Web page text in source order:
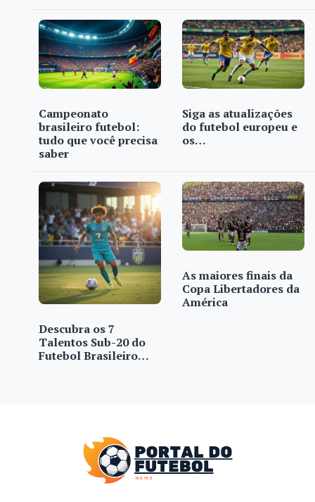
Campeonato
brasileiro futebol:
tudo que você precisa
saber
Siga as atualizações
do futebol europeu e
os…
Descubra os 7
Talentos Sub-20 do
Futebol Brasileiro…
As maiores finais da
Copa Libertadores da
América